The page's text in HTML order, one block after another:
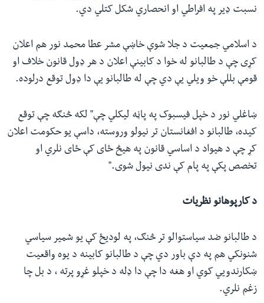
نسبت ډیر په افراطي او انحصاري شکل کتلي دي.
د اسلامي جمعیت د جلا شوې خاښې مشر عطا محمد نور هم اعلان
کړی چې د طالبانو له خوا د کابینې اعلان د هر ډول قانون خلاف او
قومې بللې خو ویلي‌ یې دي‌ چې له طالبانو یې دا ډول توقع درلوده.
ښاغلي نور د خپل فیسبوک په پاڼه لیکلي چې" لکه څنګه چې توقع
کیده، طالبانو د افغانستان تر نیولو وروسته، داسې یو حکومت اعلان
کړ چې د هیواد د اساسي قانون په هیڅ ځای کې ځای نلري او
تخصص پکې په پام کې ندی نیول شوی."
د کارپوهانو نظریات
د طالبانو ضد سیاستوالو تر څنګ، په لودیځ کې یو شمیر سیاسي
شنونکي هم په دې باور دي چې د طالبانو کابینه د یوه واقعیت
ښکارندويي کوي او هغه دا چې دا ډله د خپلو غړو پرته ، د بل چا
زغم نلري.